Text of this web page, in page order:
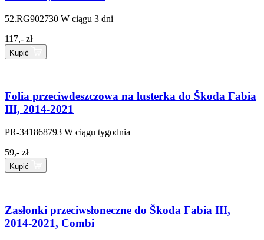
52.RG902730 W ciągu 3 dni
117,- zł
Kupić
Folia przeciwdeszczowa na lusterka do Škoda Fabia
III, 2014-2021
PR-341868793 W ciągu tygodnia
59,- zł
Kupić
Zasłonki przeciwsłoneczne do Škoda Fabia III,
2014-2021, Combi